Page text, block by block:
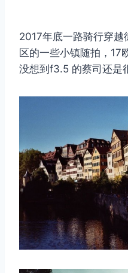
2017年底一路骑行穿
区的一些小镇随拍，17
没想到f3.5 的蔡司还是